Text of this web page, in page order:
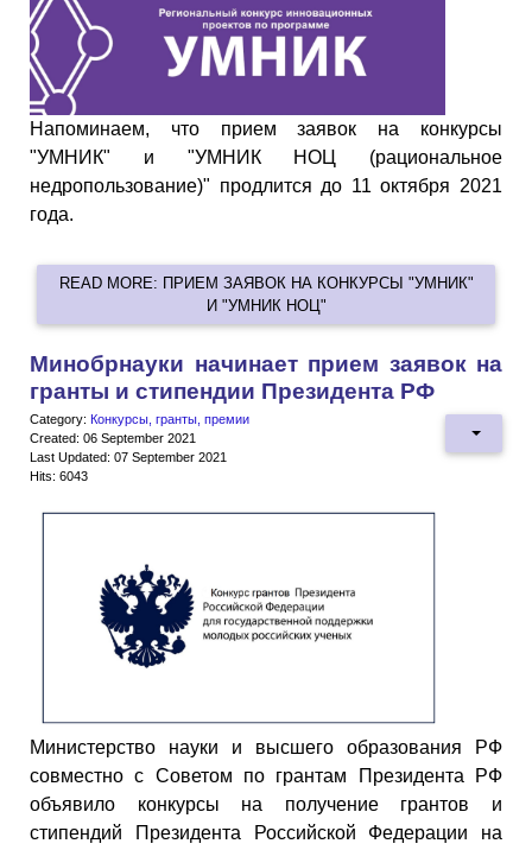
Напоминаем, что прием заявок на конкурсы
"УМНИК" и "УМНИК НОЦ (рациональное
недропользование)" продлится до 11 октября 2021
года.
READ MORE: ПРИЕМ ЗАЯВОК НА КОНКУРСЫ "УМНИК"
И "УМНИК НОЦ"
Минобрнауки начинает прием заявок на
гранты и стипендии Президента РФ
Category: Конкурсы, гранты, премии
Created: 06 September 2021
Last Updated: 07 September 2021
Hits: 6043
Министерство науки и высшего образования РФ
совместно с Советом по грантам Президента РФ
объявило конкурсы на получение грантов и
стипендий Президента Российской Федерации на